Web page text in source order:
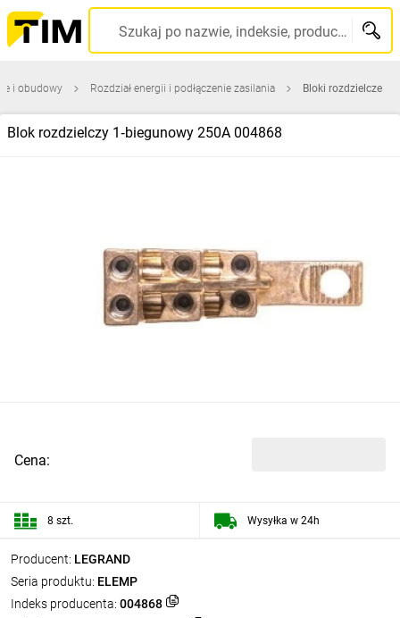
Szukaj po nazwie, indeksie, producencie, kodzie kreskowym...
i obudowy Rozdział energii i podłączenie zasilania Bloki rozdzielcze
Blok rozdzielczy 1‑biegunowy 250A 004868
Producent: LEGRAND
Seria produktu: ELEMP
Indeks producenta: 004868
Cena:
8 szt. Wysyłka w 24h